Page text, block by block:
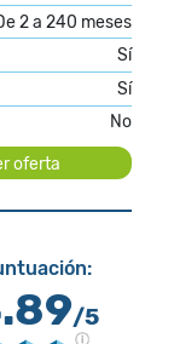
2 a 240 meses
Sí
Sí
No
oferta
/5